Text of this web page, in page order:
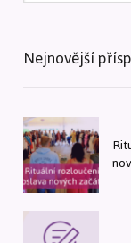
Nejnovější